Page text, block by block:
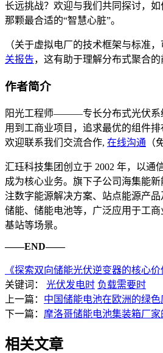
长远挑战？欢迎与我们共同探讨，
那颗最合适的“智慧心脏”。
（关于虚拟电厂的技术框架与标准
关报告，这有助于理解分布式聚合的
作者简介
阳光工程师———专长分布式光伏系
用到工商业项目，追求最优的组件排
欢迎联系我们交流合作, 在线沟通 （
汇珏科技集团创立于 2002 年，以通
成为核心业务。旗下子公司海集能新
注数字能源解决方案、站点能源产
储能、储能电池等，广泛应用于工
基站等场景。
——END——
《探索双向储能光伏逆变器的核心
关键词： 光伏发电时 负载需要时
上一篇： 中国储能电池在欧洲的绿色
下一篇： 摩洛哥储能电池集装箱厂
相关文章